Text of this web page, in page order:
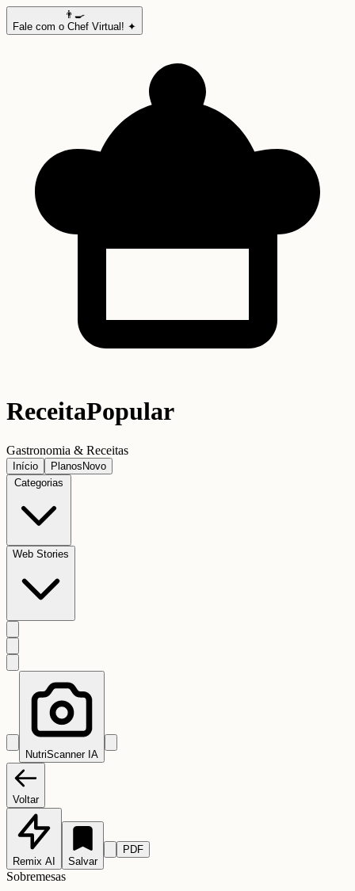
👨‍🍳
Fale com o Chef Virtual! ✦
ReceitaPopular
Gastronomia & Receitas
Início Planos Novo
Categorias
Web Stories
NutriScanner IA
Voltar
Remix AI Salvar
PDF
Sobremesas